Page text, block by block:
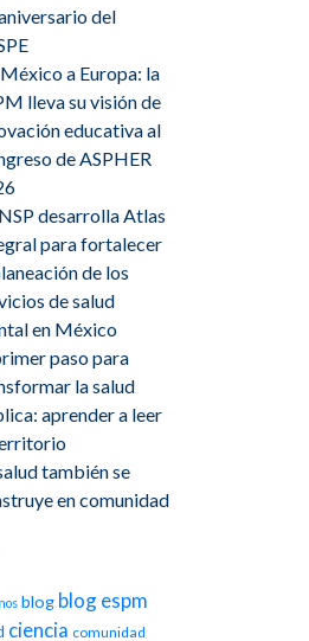
del
a Europa: la
lleva su visión de
educativa al
de ASPHER
desarrolla Atlas
para fortalecer
de los
de salud
en México
paso para
la salud
aprender a leer
también se
en comunidad
blog blog espm
ciencia comunidad